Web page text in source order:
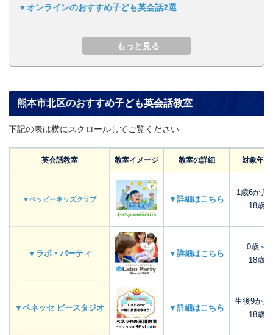
オンラインのおすすめ子ども英会話2選
熊本市北区のおすすめ子ども英会話教室
下記の表は横にスクロールしてご覧ください
英会話教室 教室イメージ 教室の詳細 対象年齢
▼ペッピーキッズクラブ ▼詳細はこちら
1歳6か月
18歳
▼ラボ・パーティ ▼詳細はこちら
0歳～
18歳
▼ベネッセ ビースタジオ ▼詳細はこちら
生後9か月
18歳